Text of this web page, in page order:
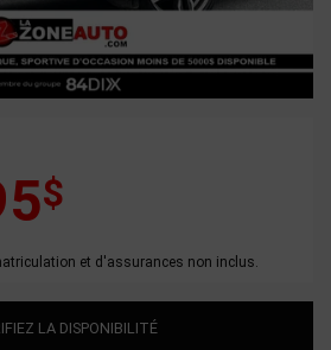
$
et d'assurances non inclus.
LA DISPONIBILITÉ